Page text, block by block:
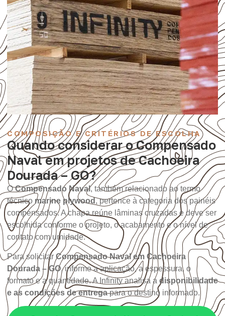
COMPOSIÇÃO E CRITÉRIOS DE ESCOLHA
Quando considerar o Compensado
Naval em projetos de Cachoeira
Dourada – GO?
OCompensado Naval, também relacionado ao termo
técnico marine plywood, pertence à categoria dos painéis
compensados. A chapa reúne lâminas cruzadas e deve ser
escolhida conforme o projeto, o acabamento e o nível de
contato com umidade.
Para solicitar Compensado Naval em Cachoeira
Dourada – GO, informe a aplicação, a espessura, o
formato e a quantidade. A Infinity analisa a disponibilidade
e as condições de entregapara o destino informado.